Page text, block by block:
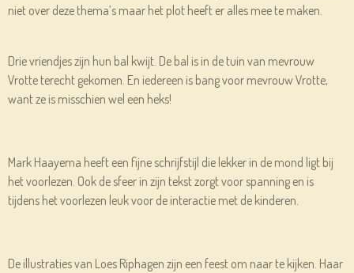
niet over deze thema’s maar het plot heeft er alles mee te maken.
Drie vriendjes zijn hun bal kwijt. De bal is in de tuin van mevrouw
Vrotte terecht gekomen. En iedereen is bang voor mevrouw Vrotte,
want ze is misschien wel een heks!
Mark Haayema heeft een fijne schrijfstijl die lekker in de mond ligt bij
het voorlezen. Ook de sfeer in zijn tekst zorgt voor spanning en is
tijdens het voorlezen leuk voor de interactie met de kinderen.
De illustraties van Loes Riphagen zijn een feest om naar te kijken. Haar